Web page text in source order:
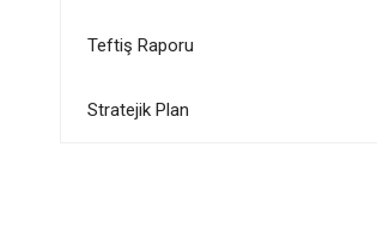
Teftiş Raporu
Stratejik Plan